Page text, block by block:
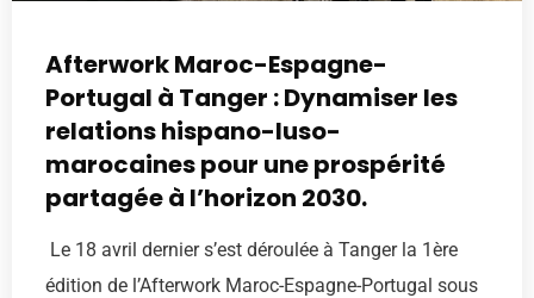
Afterwork Maroc-Espagne-
Portugal à Tanger : Dynamiser les
relations hispano-luso-
marocaines pour une prospérité
partagée à l’horizon 2030.
Le 18 avril dernier s’est déroulée à Tanger la 1ère
édition de l’Afterwork Maroc-Espagne-Portugal sous